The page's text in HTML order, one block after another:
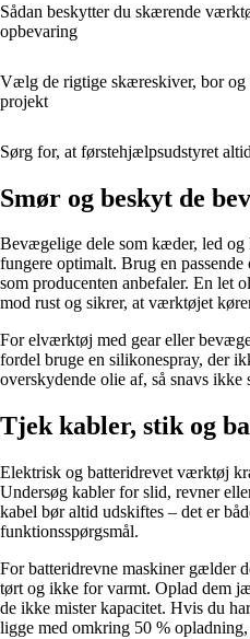
Sådan beskytter du skærende
opbevaring
Vælg de rigtige skæreskiver, bor
projekt
Sørg for, at førstehjælpsudstyret
Smør og beskyt de
Bevægelige dele som kæder, led
fungere optimalt. Brug en
som producenten anbefaler. En let
mod rust og sikrer, at værktøjet
For elværktøj med gear eller
fordel bruge en silikonespray, der
overskydende olie af, så snavs ikke
Tjek kabler, stik og
Elektrisk og batteridrevet værktøj
Undersøg kabler for slid, revner
kabel bør altid udskiftes – det er
funktionsspørgsmål.
For batteridrevne maskiner gælder
tørt og ikke for varmt. Oplad dem
de ikke mister kapacitet. Hvis du
ligge med omkring 50 %